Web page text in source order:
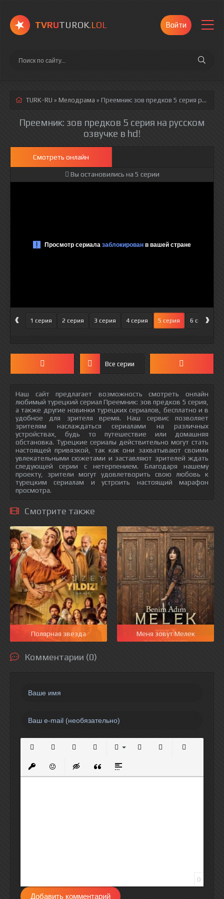
TVRUTUROK.LOL Войти
TURK-RU » Мелодрама » Преемник: зов предков 5 серия русская озвучка полностью смотреть онлайн!
Преемник: зов предков 5 серия на русском
озвучке в hd!
Смотреть онлайн
Вы остановились на 5 серии
‹ 1 серия 2 серия 3 серия 4 серия 5 серия 6 серия
›
Все серии
Наш сайт предлагает возможность смотреть онлайн
любимый турецкий сериал Преемник: зов предков 5 серия,
а также другие новинки турецких сериалов, бесплатно и в
удобное для зрителя время. Наш сервис позволяет
зрителям наслаждаться сериалами на различных
устройствах, будь то путешествие или домашняя
обстановка. Турецкие сериалы действительно могут стать
настоящей привязкой, так как они захватывают своими
увлекательными сюжетами и заставляют зрителей ждать
следующей серии с нетерпением. Благодаря нашему
проекту, зрители могут удовлетворить свою любовь к
турецким сериалам и устроить настоящий марафон
просмотра.
Смотрите также
Полярная звезда Меня зовут Мелек
Комментарии (0)
Вставить защищенную ссылку
Вставить смайлик
Вставка скрытого текста
Вставка цитаты
Вставка спойлера
0
Добавить комментарий